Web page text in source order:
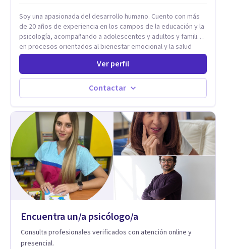
fortaleciendo la comunicación entre ustedes. Acompaño a
niños y adolescentes que están lidiando con la ansiedad, la
timidez, la rebeldía o dificultades escolares, así como a
padres que buscan orientación y pautas claras para educar
sin perder la paciencia ni el control. Si estás listo para dar el
primer paso hacia una convivencia familiar más armoniosa,
agenda tu sesión y empecemos a trabajar juntos.
Soy una apasionada del desarrollo humano. Cuento con más
de 20 años de experiencia en los campos de la educación y la
psicología, acompañando a adolescentes y adultos y familias
en procesos orientados al bienestar emocional y la salud
mental. Mi visión es contribuir, a través de mi trabajo, a que
las personas accedan a una vida más digna, plena y con
sentido. Considero que esto es posible cuando
desarrollamos una mayor conciencia de nuestro mundo
interior y de la manera en que nuestras experiencias influyen
es ofrecer un espacio de acompañamiento en salud mental
basado en la comprensión, la compasión y el respeto por el
ritmo de cada persona. Integro conocimientos y herramientas
de la psicología con un enfoque informado en trauma para
ayudar a mis clientes a comprender sus conflictos internos,
fortalecer sus recursos personales, desarrollar nuevas
estrategias de afrontamiento y avanzar con mayor claridad,
resiliencia y bienestar. Creo profundamente en la
autoconciencia como un camino fundamental para la
auténtica y significativa.
Ver perfil
Contactar
Encuentra un/a psicólogo/a
Consulta profesionales verificados con atención online y
presencial.